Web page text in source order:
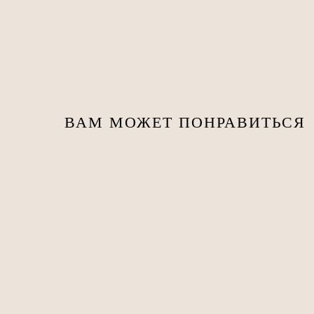
ВАМ МОЖЕТ ПОНРАВИТЬСЯ